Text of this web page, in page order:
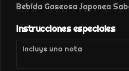
Instagram
Mi cuenta
Bebida Gaseosa Japonea
Instrucciones especiales